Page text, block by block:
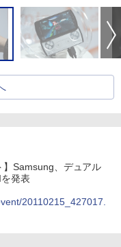
】Samsung、デュアル
発表
20110215_427017.